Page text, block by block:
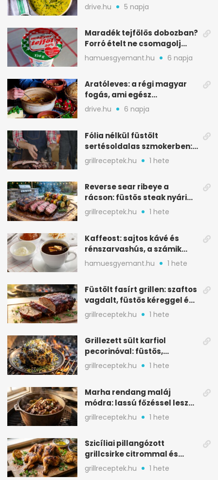
savanykás levese
drive.hu 5 napja
Maradék tejfölös dobozban?
Forró ételt ne csomagolj
ilyen tégelybe
hamuesgyemant.hu 6 napja
Aratóleves: a régi magyar
fogás, ami egész
csapatokat jóllakatott
drive.hu 6 napja
Fólia nélkül füstölt
sertésoldalas szmokerben:
ropogós bark, 6 óra
grillreceptek.hu 1 hete
Reverse sear ribeye a
rácson: füstös steak nyári
tökkebabbal
grillreceptek.hu 1 hete
Kaffeost: sajtos kávé és
rénszarvashús, a számik
melegítő itala
hamuesgyemant.hu 1 hete
Füstölt fasírt grillen: szaftos
vagdalt, füstös kéreggel és
BBQ mázzal
grillreceptek.hu 1 hete
Grillezett sült karfiol
pecorinóval: füstös,
karamellizált nyári kedvenc
grillreceptek.hu 1 hete
Marha rendang maláj
módra: lassú főzéssel lesz
igazán szaftos
grillreceptek.hu 1 hete
Szicíliai pillangózott
grillcsirke citrommal és
oregánóval
grillreceptek.hu 1 hete